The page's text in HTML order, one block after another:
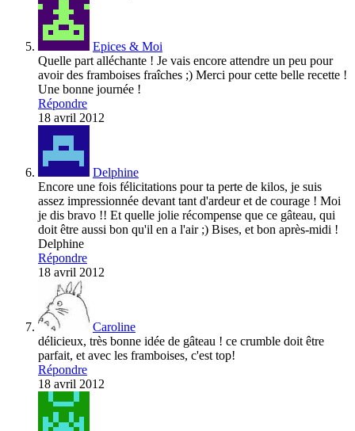
Epices & Moi
Quelle part alléchante ! Je vais encore attendre un peu pour
avoir des framboises fraîches ;) Merci pour cette belle recette !
Une bonne journée !
Répondre
18 avril 2012
Delphine
Encore une fois félicitations pour ta perte de kilos, je suis
assez impressionnée devant tant d'ardeur et de courage ! Moi
je dis bravo !! Et quelle jolie récompense que ce gâteau, qui
doit être aussi bon qu'il en a l'air ;) Bises, et bon après-midi !
Delphine
Répondre
18 avril 2012
Caroline
délicieux, très bonne idée de gâteau ! ce crumble doit être
parfait, et avec les framboises, c'est top!
Répondre
18 avril 2012